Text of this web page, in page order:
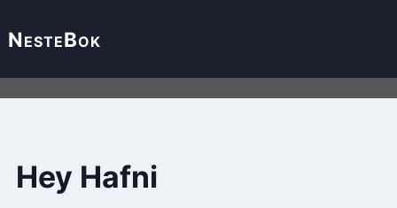
NesteBok
Hey Hafni